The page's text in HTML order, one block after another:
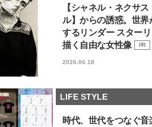
【シャネル・ネクサ
ル】からの誘惑。世界
するリンダー スター
描く自由な女性像
PR
2026.06.18
LIFE STYLE
時代、世代をつなぐ音
でたどり
放せな
ム〈ビ
の必需
も、いち
ティ＆
斗くんが可愛く
新たなJ-GIRL
「JJモデルオー
2027」が募集
2026.08.03
バー独占イン
矢「感情をズバ